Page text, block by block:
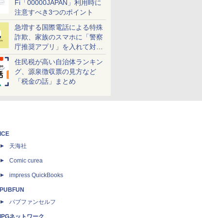
Fi「00000JAPAN」利用時に
注意すべき3つのポイント
急増する国際電話による特殊
詐欺、家族のスマホに「警察
庁推奨アプリ」を入れて対策
しよう！
住民税が高い自治体ランキン
グ、源泉徴収票の見方など
「税金の話」まとめ
ICE
天海社
Comic curea
impress QuickBooks
PUBFUN
パブファンセルフ
IPGネットワーク